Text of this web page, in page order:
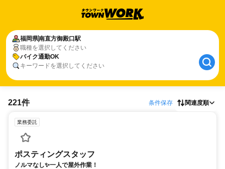
福岡県南直方御殿口駅
職種を選択してください
バイク通勤OK
キーワードを選択してください
221件 条件保存 関連度順
業務委託
ポスティングスタッフ
ノルマなし✨一人で屋外作業！